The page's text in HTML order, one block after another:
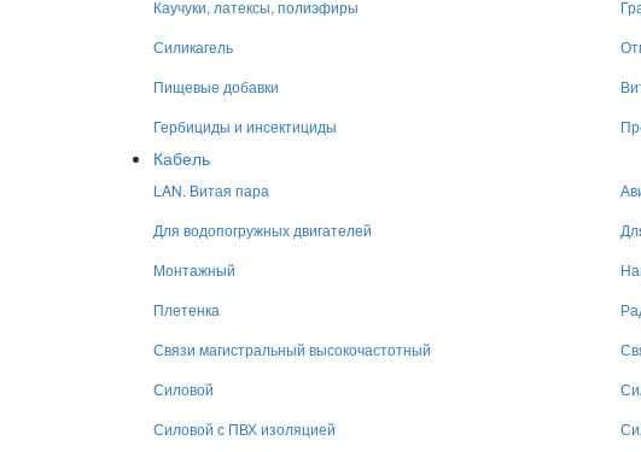
Каучуки, латексы, полиэфиры
Силикагель
Пищевые добавки
Гербициды и инсектициды
Кабель
LAN. Витая пара
Для водопогружных двигателей
Монтажный
Плетенка
Связи магистральный высокочастотный
Силовой
Силовой с ПВХ изоляцией